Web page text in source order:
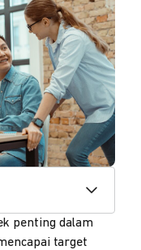
penting dalam
target